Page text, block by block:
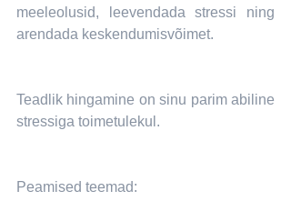
meeleolusid, leevendada stressi ning
arendada keskendumisvõimet.
Teadlik hingamine on sinu parim abiline
stressiga toimetulekul.
Peamised teemad: